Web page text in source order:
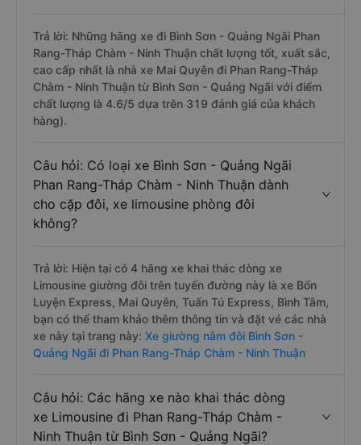
Trả lời: Những hãng xe đi Bình Sơn - Quảng Ngãi Phan
Rang-Tháp Chàm - Ninh Thuận chất lượng tốt, xuất sắc,
cao cấp nhất là nhà xe Mai Quyên đi Phan Rang-Tháp
Chàm - Ninh Thuận từ Bình Sơn - Quảng Ngãi với điểm
chất lượng là 4.6/5 dựa trên 319 đánh giá của khách
hàng).
Câu hỏi: Có loại xe Bình Sơn - Quảng Ngãi
Phan Rang-Tháp Chàm - Ninh Thuận dành
cho cặp đôi, xe limousine phòng đôi
không?
Trả lời: Hiện tại có 4 hãng xe khai thác dòng xe
Limousine giường đôi trên tuyến đường này là xe Bốn
Luyện Express, Mai Quyên, Tuấn Tú Express, Bình Tâm,
bạn có thể tham khảo thêm thông tin và đặt vé các nhà
xe này tại trang này: Xe giường nằm đôi Bình Sơn -
Quảng Ngãi đi Phan Rang-Tháp Chàm - Ninh Thuận
Câu hỏi: Các hãng xe nào khai thác dòng
xe Limousine đi Phan Rang-Tháp Chàm -
Ninh Thuận từ Bình Sơn - Quảng Ngãi?